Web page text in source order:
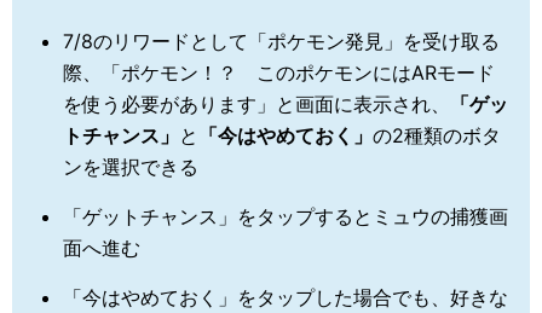
7/8のリワードとして「ポケモン発見」を受け取る
際、「ポケモン！？ このポケモンにはARモード
を使う必要があります」と画面に表示され、
「ゲッ
トチャンス」 と 「今はやめておく」の2種類のボタ
ンを選択できる
「ゲットチャンス」をタップするとミュウの捕獲画
面へ進む
「今はやめておく」をタップした場合でも、好きな